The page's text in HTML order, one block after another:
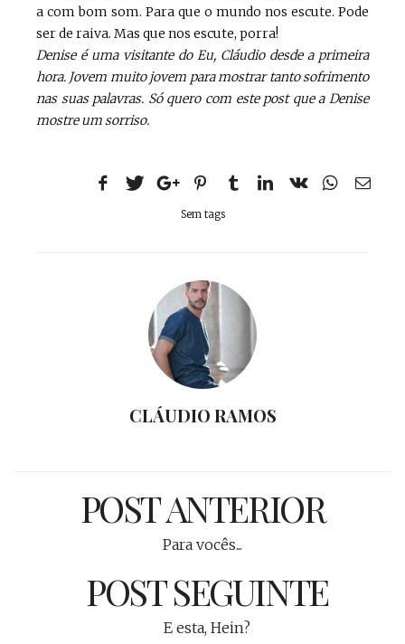
a com bom som. Para que o mundo nos escute. Pode
ser de raiva. Mas que nos escute, porra!
Denise é uma visitante do Eu, Cláudio desde a primeira
hora. Jovem muito jovem para mostrar tanto sofrimento
nas suas palavras. Só quero com este post que a Denise
mostre um sorriso.
Sem tags
CLÁUDIO RAMOS
POST ANTERIOR
Para vocês...
POST SEGUINTE
E esta, Hein?